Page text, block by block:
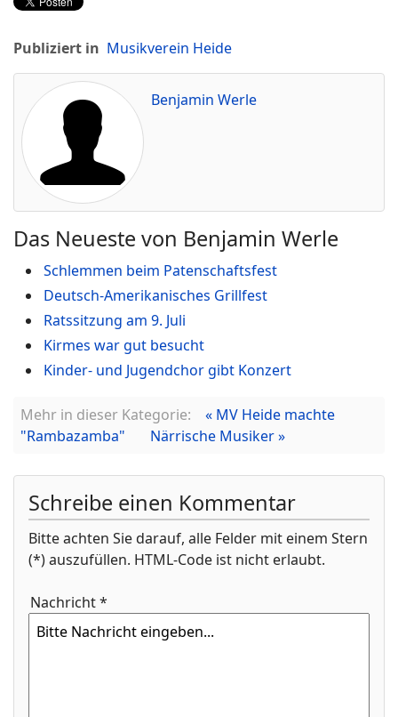
Publiziert in Musikverein Heide
Benjamin Werle
Das Neueste von Benjamin Werle
Schlemmen beim Patenschaftsfest
Deutsch-Amerikanisches Grillfest
Ratssitzung am 9. Juli
Kirmes war gut besucht
Kinder- und Jugendchor gibt Konzert
Mehr in dieser Kategorie:
« MV Heide machte
"Rambazamba"
Närrische Musiker »
Schreibe einen Kommentar
Bitte achten Sie darauf, alle Felder mit einem Stern
(*) auszufüllen. HTML-Code ist nicht erlaubt.
Nachricht *